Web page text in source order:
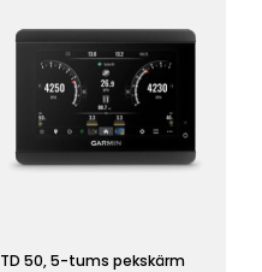
TD 50, 5-tums pekskärm